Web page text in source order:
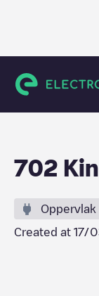
Rockville
702
Oppervlak
Created at 17/